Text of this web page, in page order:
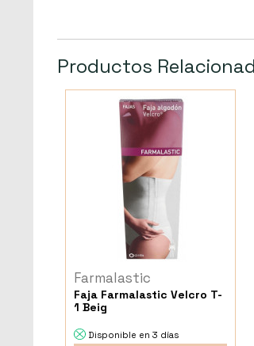
Productos
Farmalastic
Faja Farmalastic Velcro T-
1 Beig
Disponible en 3 días